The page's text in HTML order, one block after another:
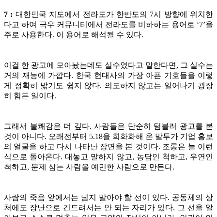
7 : 대한민국 지도에서 전라도가 한반도의 7시 방향에 위치한
다고 하여 극우 커뮤니티에서 전라도를 비하하는 용어로 ‘7’을
주로 사용한다. 이 용어로 해석될 수 있다.
이걸 한 광고에 모아놨는데도 실수였다고 말한다면, 그 실수는
거의 재능에 가깝다. 한국 현대사의 가장 아픈 기호들을 이렇
게 정확히 밟기도 쉽지 않다. 의도하지 않고는 일어나기 굉장
히 힘든 일이다.
그래서 불쾌감은 더 깊다. 사람들은 단순히 텀블러 광고를 본
것이 아니다. 오래전부터 5.18을 희화화해 온 말투가 기업 홍보
의 얼굴을 하고 다시 나타난 장면을 본 것이다. 조롱은 늘 이런
식으로 돌아온다. 대놓고 말하지 않고, 농담인 척하고, 우연인
척하고, 문제 삼는 사람을 예민한 사람으로 만든다.
사람의 죽음 앞에서는 넘지 말아야 할 선이 있다. 공동체의 상
처에도 장난으로 건드려서는 안 되는 자리가 있다. 그 선을 알